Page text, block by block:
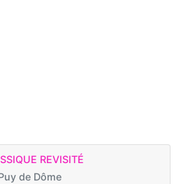
REVISITÉ
de Dôme